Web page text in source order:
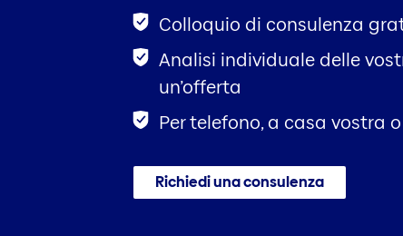
Colloquio di consulenza
Analisi individuale delle
un’offerta
Per telefono, a casa vostra
Richiedi una consulenza